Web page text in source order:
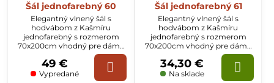
Šál jednofarebný 60
Elegantný vlnený šál s
hodvábom z Kašmíru
jednofarebný s rozmerom
70x200cm vhodný pre dámy
Vypredané
49 €
Šál jednofarebný 61
Elegantný vlnený šál s
hodvábom z Kašmíru
jednofarebný s rozmerom
70x200cm vhodný pre dámy
Na sklade
34,30 €